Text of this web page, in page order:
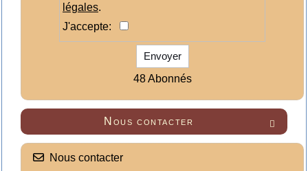
légales.
J'accepte:
Envoyer
48 Abonnés

Nous contacter
Nous contacter